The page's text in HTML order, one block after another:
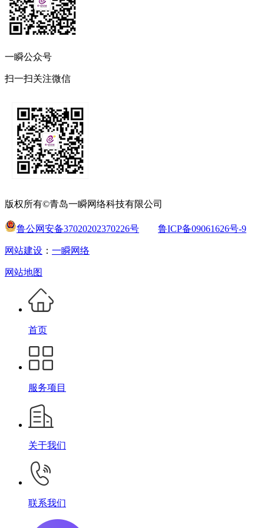
一瞬公众号
扫一扫关注微信
版权所有©青岛一瞬网络科技有限公司
鲁公网安备37020202370226号 鲁ICP备09061626号-9
网站建设 ： 一瞬网络
网站地图
首页
服务项目
关于我们
联系我们